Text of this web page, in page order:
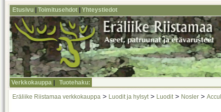
Etusivu Toimitusehdot Yhteystiedot
Verkkokauppa Tuotehaku:
Eräliike Riistamaa verkkokauppa > Luodit ja hylsyt > Luodit > Nosler >